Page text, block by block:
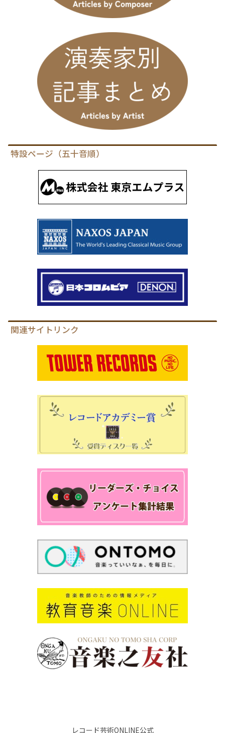
特設ページ（五十音順）
関連サイトリンク
レコード芸術ONLINE公式